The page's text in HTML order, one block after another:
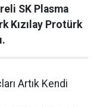
SK Plasma
Kızılay Protürk
Artık Kendi